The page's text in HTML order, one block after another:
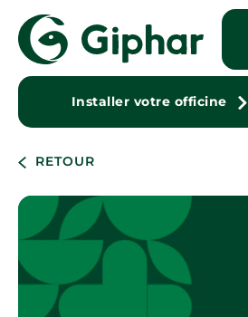
Installer votre officine
RETOUR